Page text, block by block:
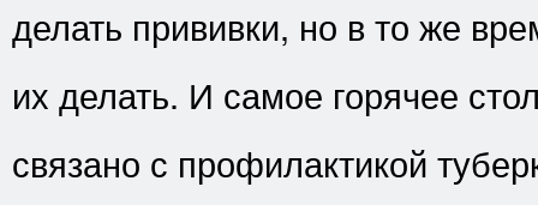
делать прививки, но в то же
их делать. И самое горячее
связано с профилактикой